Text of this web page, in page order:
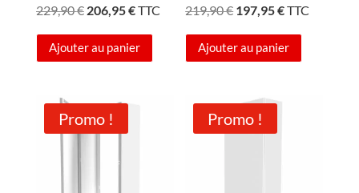
229,90€ Le
initial
206,95€Le
actuel
TTC
Ajouter au panier
219,90€ Le
initial
197,95€Le
actuel
TTC
Ajouter au panier
Promo ! Promo !